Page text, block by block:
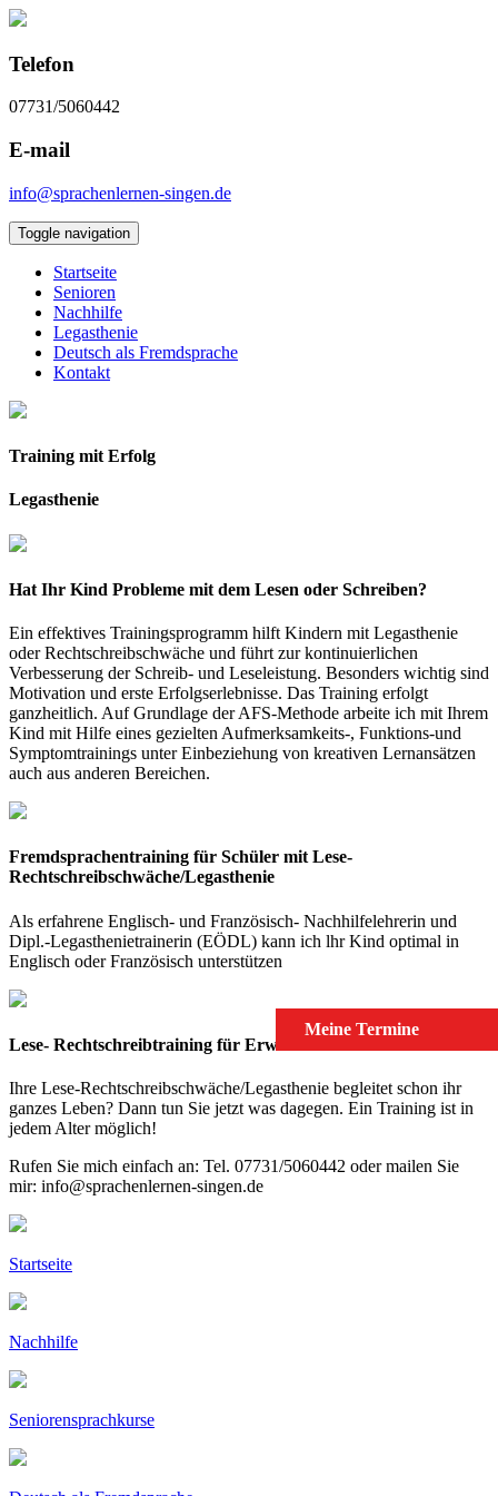
Meine Termine
Telefon
07731/5060442
E-mail
info@sprachenlernen-singen.de
Toggle navigation
Startseite
Senioren
Nachhilfe
Legasthenie
Deutsch als Fremdsprache
Kontakt
Training mit Erfolg
Legasthenie
Hat Ihr Kind Probleme mit dem Lesen oder Schreiben?
Ein effektives Trainingsprogramm hilft Kindern mit Legasthenie
oder Rechtschreibschwäche und führt zur kontinuierlichen
Verbesserung der Schreib- und Leseleistung. Besonders wichtig sind
Motivation und erste Erfolgserlebnisse. Das Training erfolgt
ganzheitlich. Auf Grundlage der AFS-Methode arbeite ich mit Ihrem
Kind mit Hilfe eines gezielten Aufmerksamkeits-, Funktions-und
Symptomtrainings unter Einbeziehung von kreativen Lernansätzen
auch aus anderen Bereichen.
Fremdsprachentraining für Schüler mit Lese-
Rechtschreibschwäche/Legasthenie
Als erfahrene Englisch- und Französisch- Nachhilfelehrerin und
Dipl.-Legasthenietrainerin (EÖDL) kann ich lhr Kind optimal in
Englisch oder Französisch unterstützen
Lese- Rechtschreibtraining für Erwachsene
Ihre Lese-Rechtschreibschwäche/Legasthenie begleitet schon ihr
ganzes Leben? Dann tun Sie jetzt was dagegen. Ein Training ist in
jedem Alter möglich!
Rufen Sie mich einfach an: Tel. 07731/5060442 oder mailen Sie
mir: info@sprachenlernen-singen.de
Startseite
Nachhilfe
Seniorensprachkurse